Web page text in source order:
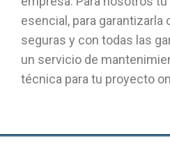
esencial, para
seguras y con todas las
un servicio de
técnica para tu proyecto